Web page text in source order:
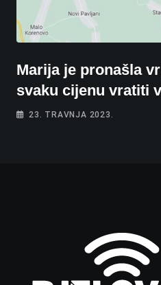
Marija je pronašla
svaku cijenu vratiti
23. TRAVNJA 2023.